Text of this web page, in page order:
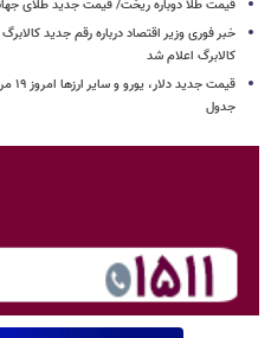
قیمت طلا دوباره ریخت/ قیمت جدید طلای جهانی امروز ۱۹
خبر فوری وزیر اقتصاد درباره رقم جدید
کالابرگ اعلام شد
جدول